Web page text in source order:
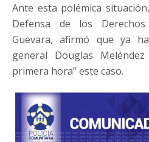
Ante esta polémica
Defensa de los
Guevara, afirmó que ya
general Douglas
primera hora” este caso.